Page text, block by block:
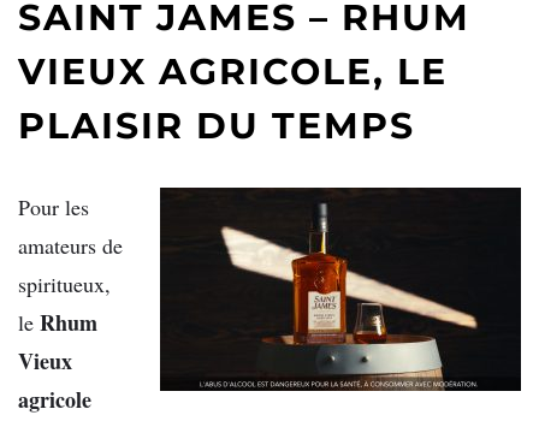
SAINT JAMES – RHUM
VIEUX AGRICOLE, LE
PLAISIR DU TEMPS
Pour les
amateurs de
spiritueux,
le Rhum
Vieux
agricole